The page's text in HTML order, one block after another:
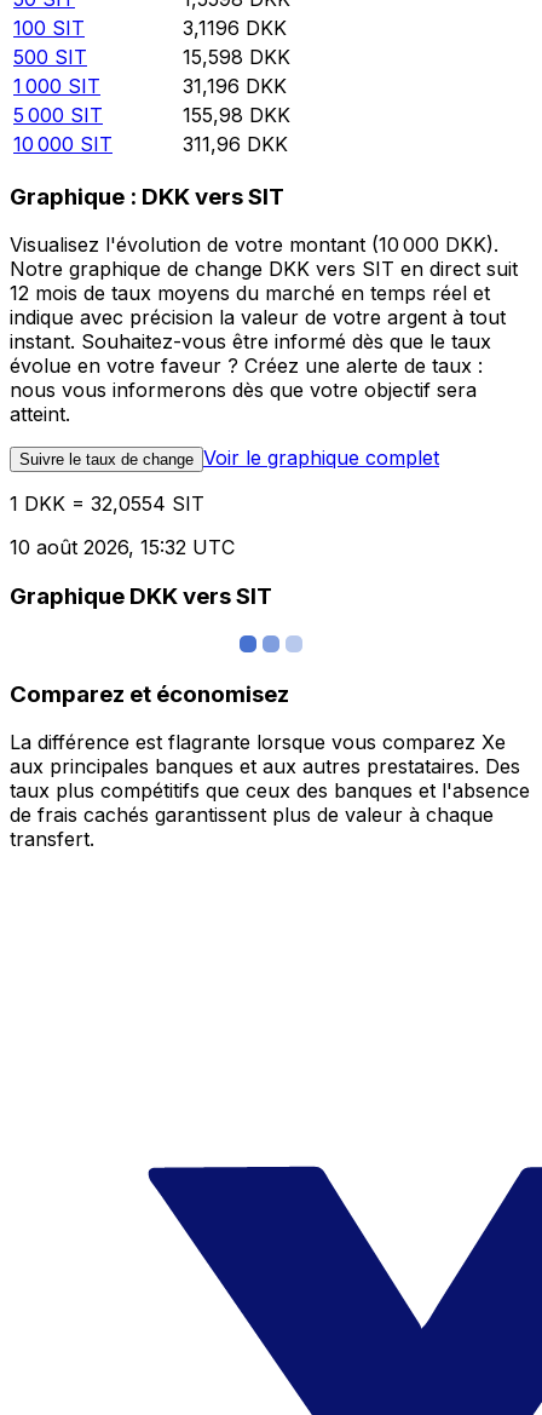
100 SIT 3,1196 DKK
500 SIT 15,598 DKK
1 000 SIT 31,196 DKK
5 000 SIT 155,98 DKK
10 000 SIT 311,96 DKK
Graphique : DKK vers SIT
Visualisez l'évolution de votre montant (10 000 DKK).
Notre graphique de change DKK vers SIT en direct suit
12 mois de taux moyens du marché en temps réel et
indique avec précision la valeur de votre argent à tout
instant. Souhaitez-vous être informé dès que le taux
évolue en votre faveur ? Créez une alerte de taux :
nous vous informerons dès que votre objectif sera
atteint.
Suivre le taux de change Voir le graphique complet
1 DKK = 32,0554 SIT
10 août 2026, 15:32 UTC
Graphique DKK vers SIT
Comparez et économisez
La différence est flagrante lorsque vous comparez Xe
aux principales banques et aux autres prestataires. Des
taux plus compétitifs que ceux des banques et l'absence
de frais cachés garantissent plus de valeur à chaque
transfert.